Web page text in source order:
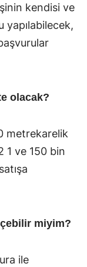
kendisi ve
yapılabilecek,
olacak?
metrekarelik
1 ve 150 bin
miyim?
ile